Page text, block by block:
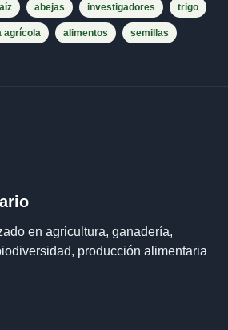
abejas investigadores trigo
agrícola alimentos semillas
en agricultura, ganadería,
producción alimentaria